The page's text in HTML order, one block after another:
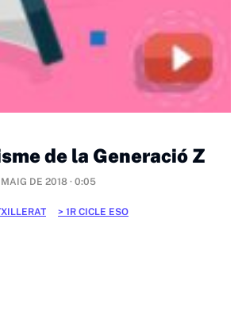
de la Generació Z
DE 2018 · 0:05
1R CICLE ESO